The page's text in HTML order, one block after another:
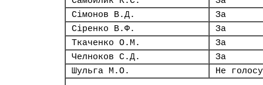
Сімонов В.Д.
За
Сіренко В.Ф.
За
Ткаченко О.М.
За
Челноков С.Д.
За
Шульга М.О.
Не